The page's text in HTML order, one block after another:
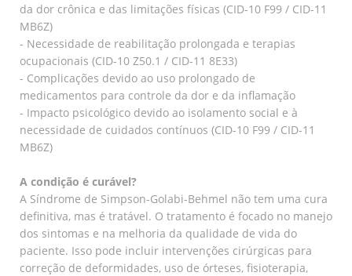
da dor crônica e das limitações físicas (CID-10 F99 / CID-11
MB6Z)
- Necessidade de reabilitação prolongada e terapias
ocupacionais (CID-10 Z50.1 / CID-11 8E33)
- Complicações devido ao uso prolongado de
medicamentos para controle da dor e da inflamação
- Impacto psicológico devido ao isolamento social e à
necessidade de cuidados contínuos (CID-10 F99 / CID-11
MB6Z)
A condição é curável?
A Síndrome de Simpson-Golabi-Behmel não tem uma cura
definitiva, mas é tratável. O tratamento é focado no manejo
dos sintomas e na melhoria da qualidade de vida do
paciente. Isso pode incluir intervenções cirúrgicas para
correção de deformidades, uso de órteses, fisioterapia,